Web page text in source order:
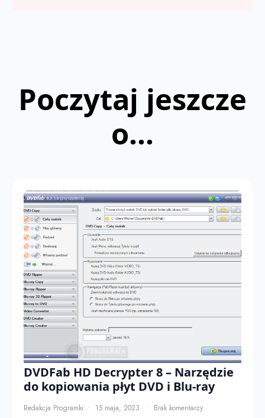
Poczytaj jeszcze
o...
DVDFab HD Decrypter 8 – Narzędzie
do kopiowania płyt DVD i Blu-ray
Redakcja Programki 15 maja, 2023 Brak komentarzy